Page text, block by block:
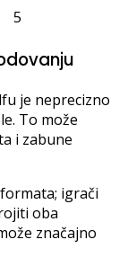
5
je neprecizno
To može
i zabune
igrači
oba
značajno